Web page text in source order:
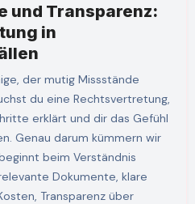
und Transparenz:
in
du eine Rechtsvertretung,
erklärt und dir das Gefühl
Genau darum kümmern wir
beim Verständnis
Dokumente, klare
Transparenz über